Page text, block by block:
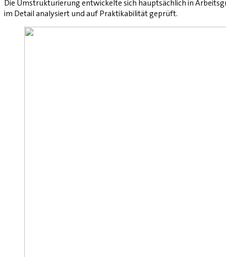
Die Umstrukturierung entwickelte sich hauptsächlich in
im Detail analysiert und auf Praktikabilität geprüft.